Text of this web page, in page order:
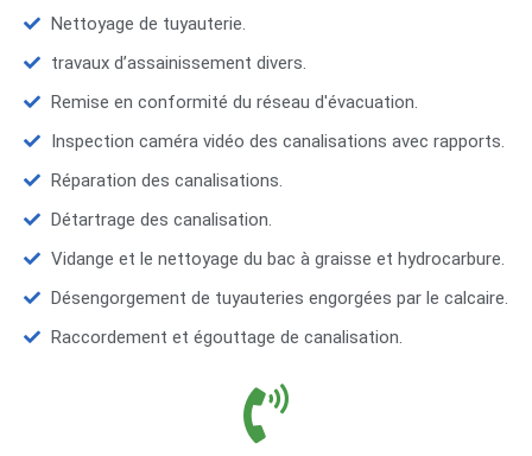
Nettoyage de tuyauterie.
travaux d’assainissement divers.
Remise en conformité du réseau d'évacuation.
Inspection caméra vidéo des canalisations avec rapports.
Réparation des canalisations.
Détartrage des canalisation.
Vidange et le nettoyage du bac à graisse et hydrocarbure.
Désengorgement de tuyauteries engorgées par le calcaire.
Raccordement et égouttage de canalisation.